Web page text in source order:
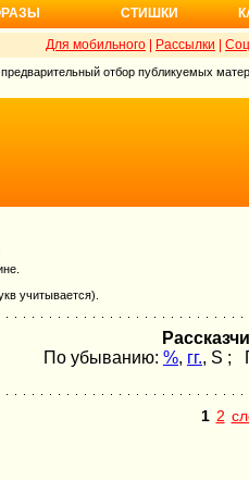
СТИШКИ
Для мобильного Рассылки
отбор публикуемых
учитывается).
По убыванию: %, гг., S ;
1 2